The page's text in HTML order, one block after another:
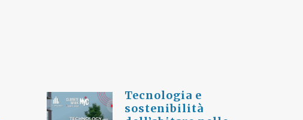
Tecnologia e
sostenibilità